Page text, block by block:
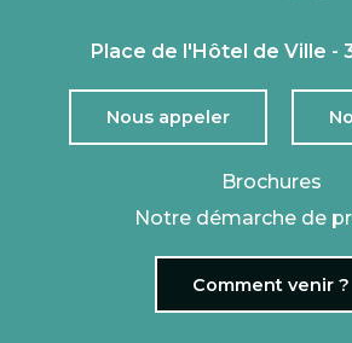
Place de l'Hôtel de Ville -
Nous appeler
Brochures
Notre démarche de
Comment venir ?